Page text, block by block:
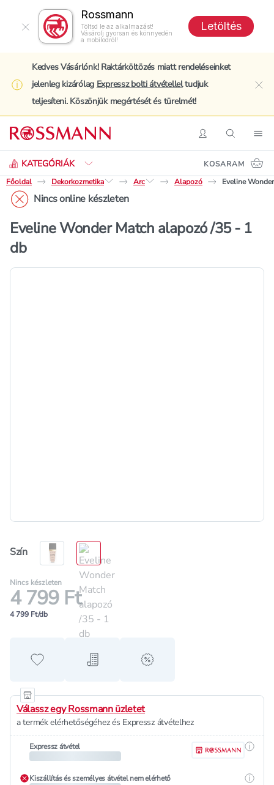
Rossmann
Töltsd le az alkalmazást!
Vásárolj gyorsan és könnyedén
a mobilodról!
Letöltés
Kedves Vásárlónk! Raktárköltözés miatt rendeléseinket
jelenleg kizárólag Expressz bolti átvételleltudjuk
teljesíteni. Köszönjük megértését és türelmét!
BelépésKeresés
KATEGÓRIÁK
Keresés
KOSARAM
Főoldal
Dekorkozmetika Arc Alapozó Eveline
Nincs online készleten
Eveline Wonder Match alapozó /35 - 1
db
Szín
Nincs készleten
4 799 Ft
4 799 Ft/db
Hozzáadás a kedvencekhez
Hozzáadás a bevásárló listához
alert when on sale
Válassz egy Rossmann üzletet
a termék elérhetőségéhez és Expressz átvételhez
Expressz átvétel
Kiszállítás és személyes átvétel nem elérhető